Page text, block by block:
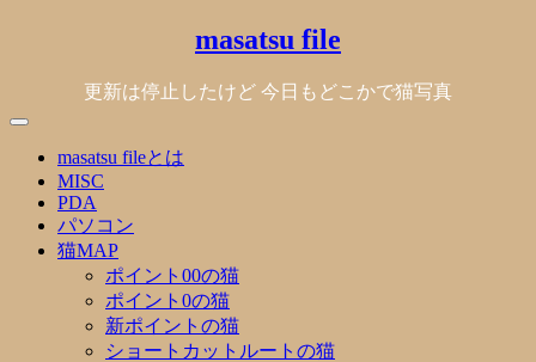
masatsu file
更新は停止したけど 今日もどこかで猫写真
masatsu fileとは
MISC
PDA
パソコン
猫MAP
ポイント00の猫
ポイント0の猫
新ポイントの猫
ショートカットルートの猫